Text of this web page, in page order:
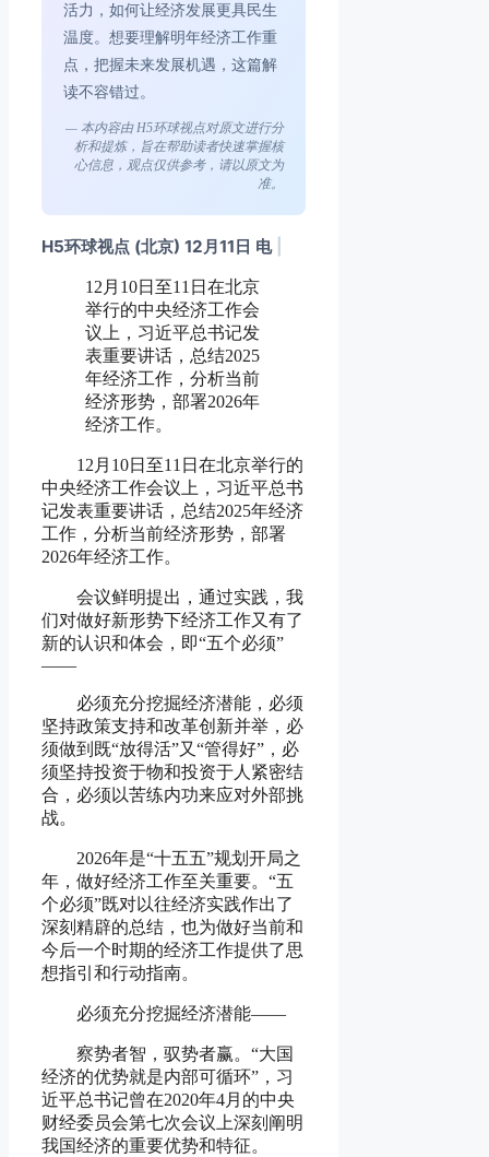
活力，如何让经济发展更具民生
温度。想要理解明年经济工作重
点，把握未来发展机遇，这篇解
读不容错过。
— 本内容由 H5环球视点对原文进行分
析和提炼，旨在帮助读者快速掌握核
心信息，观点仅供参考，请以原文为
准。
H5环球视点 (北京) 12月11日 电
12月10日至11日在北京
举行的中央经济工作会
议上，习近平总书记发
表重要讲话，总结2025
年经济工作，分析当前
经济形势，部署2026年
经济工作。
12月10日至11日在北京举行的
中央经济工作会议上，习近平总书
记发表重要讲话，总结2025年经济
工作，分析当前经济形势，部署
2026年经济工作。
会议鲜明提出，通过实践，我
们对做好新形势下经济工作又有了
新的认识和体会，即“五个必须”
——
必须充分挖掘经济潜能，必须
坚持政策支持和改革创新并举，必
须做到既“放得活”又“管得好”，必
须坚持投资于物和投资于人紧密结
合，必须以苦练内功来应对外部挑
战。
2026年是“十五五”规划开局之
年，做好经济工作至关重要。“五
个必须”既对以往经济实践作出了
深刻精辟的总结，也为做好当前和
今后一个时期的经济工作提供了思
想指引和行动指南。
必须充分挖掘经济潜能——
察势者智，驭势者赢。“大国
经济的优势就是内部可循环”，习
近平总书记曾在2020年4月的中央
财经委员会第七次会议上深刻阐明
我国经济的重要优势和特征。